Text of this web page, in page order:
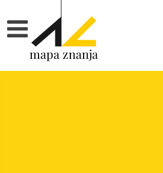
mapa znanja